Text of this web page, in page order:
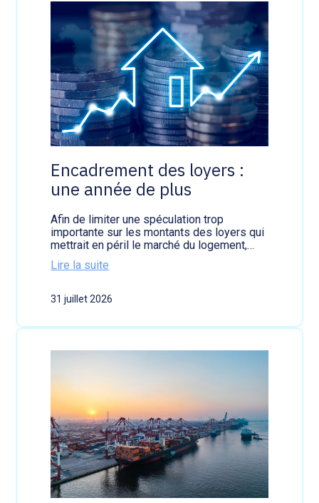
Encadrement des loyers :
une année de plus
Afin de limiter une spéculation trop
importante sur les montants des loyers qui
mettrait en péril le marché du logement,…
Lire la suite
n
a
r
n
t
d
e
s
l
o
y
31 juillet 2026